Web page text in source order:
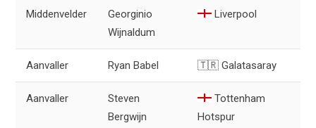
Middenvelder
Georginio
Wijnaldum
Liverpool
Aanvaller Ryan Babel 🇹🇷 Galatasaray
Aanvaller
Steven
Bergwijn
Tottenham
Hotspur